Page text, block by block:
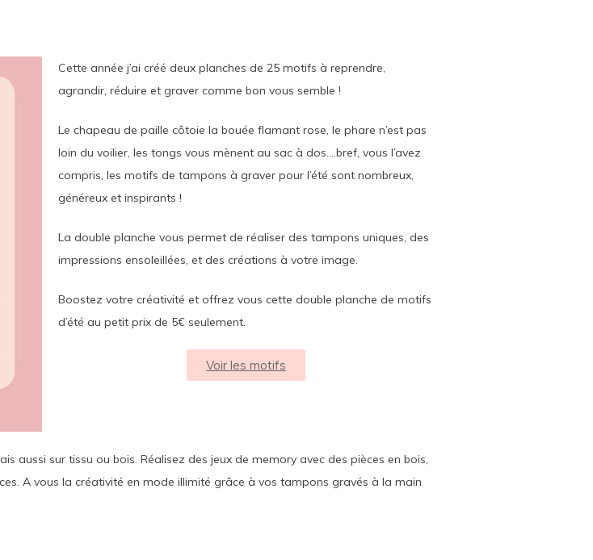
Cette année j’ai créé deux planches de 25 motifs à reprendre,
agrandir, réduire et graver comme bon vous semble !
Le chapeau de paille côtoie la bouée flamant rose, le phare n’est pas
loin du voilier, les tongs vous mènent au sac à dos….bref, vous l’avez
compris, les motifs de tampons à graver pour l’été sont nombreux,
généreux et inspirants !
La double planche vous permet de réaliser des tampons uniques, des
impressions ensoleillées, et des créations à votre image.
Boostez votre créativité et offrez vous cette double planche de motifs
d’été au petit prix de 5€ seulement.
Voir les motifs
aussi sur tissu ou bois. Réalisez des jeux de memory avec des pièces en bois,
A vous la créativité en mode illimité grâce à vos tampons gravés à la main